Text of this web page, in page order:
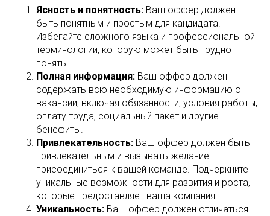
Ясность и понятность: Ваш оффер должен
быть понятным и простым для кандидата.
Избегайте сложного языка и профессиональной
терминологии, которую может быть трудно
понять.
Полная информация: Ваш оффер должен
содержать всю необходимую информацию о
вакансии, включая обязанности, условия работы,
оплату труда, социальный пакет и другие
бенефиты.
Привлекательность: Ваш оффер должен быть
привлекательным и вызывать желание
присоединиться к вашей команде. Подчеркните
уникальные возможности для развития и роста,
которые предоставляет ваша компания.
Уникальность: Ваш оффер должен отличаться